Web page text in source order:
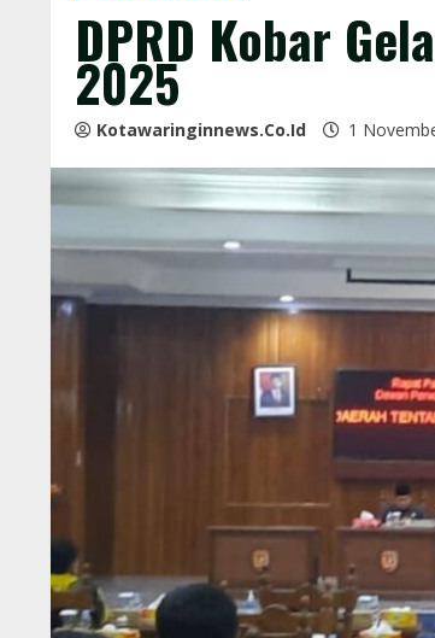
DPRD Kobar
2025
Kotawaringinnews.co.id 1